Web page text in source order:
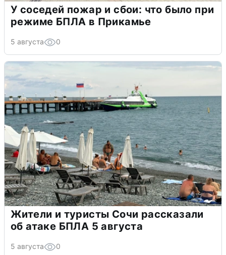
У соседей пожар и сбои: что было при
режиме БПЛА в Прикамье
5 августа 0
Жители и туристы Сочи рассказали
об атаке БПЛА 5 августа
5 августа 0